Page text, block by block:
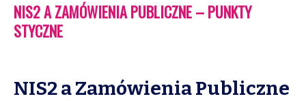
NIS2 A ZAMÓWIENIA PUBLICZNE – PUNKTY
STYCZNE
NIS2 a Zamówienia Publiczne